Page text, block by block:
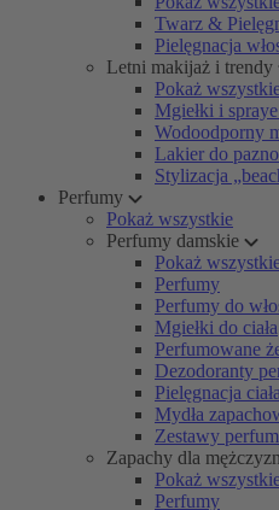
Twarz &
Pielęgnacja
Letni makijaż i trendy
Pokaż
Mgiełki i
Wodoodporny
Lakier do
Stylizacja
Perfumy
Pokaż wszystkie
Perfumy damskie
Pokaż
Perfumy
Perfumy do
Mgiełki do ciała
Perfumowane
Dezodoranty
Pielęgnacja ciała
Mydła
Zestawy
Zapachy dla mężczyzn
Pokaż
Perfumy